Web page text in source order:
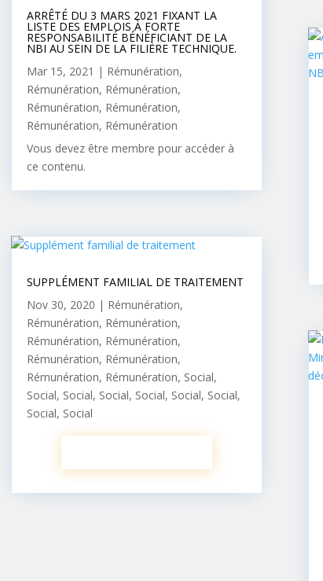
ARRÊTÉ DU 3 MARS 2021 FIXANT LA
LISTE DES EMPLOIS À FORTE
RESPONSABILITÉ BÉNÉFICIANT DE LA
NBI AU SEIN DE LA FILIÈRE TECHNIQUE.
Mar 15, 2021 | Rémunération,
Rémunération, Rémunération,
Rémunération, Rémunération,
Rémunération, Rémunération
Vous devez être membre pour accéder à
ce contenu.
SUPPLÉMENT FAMILIAL DE TRAITEMENT
Nov 30, 2020 | Rémunération,
Rémunération, Rémunération,
Rémunération, Rémunération,
Rémunération, Rémunération,
Rémunération, Rémunération, Social,
Social, Social, Social, Social, Social, Social,
Social, Social